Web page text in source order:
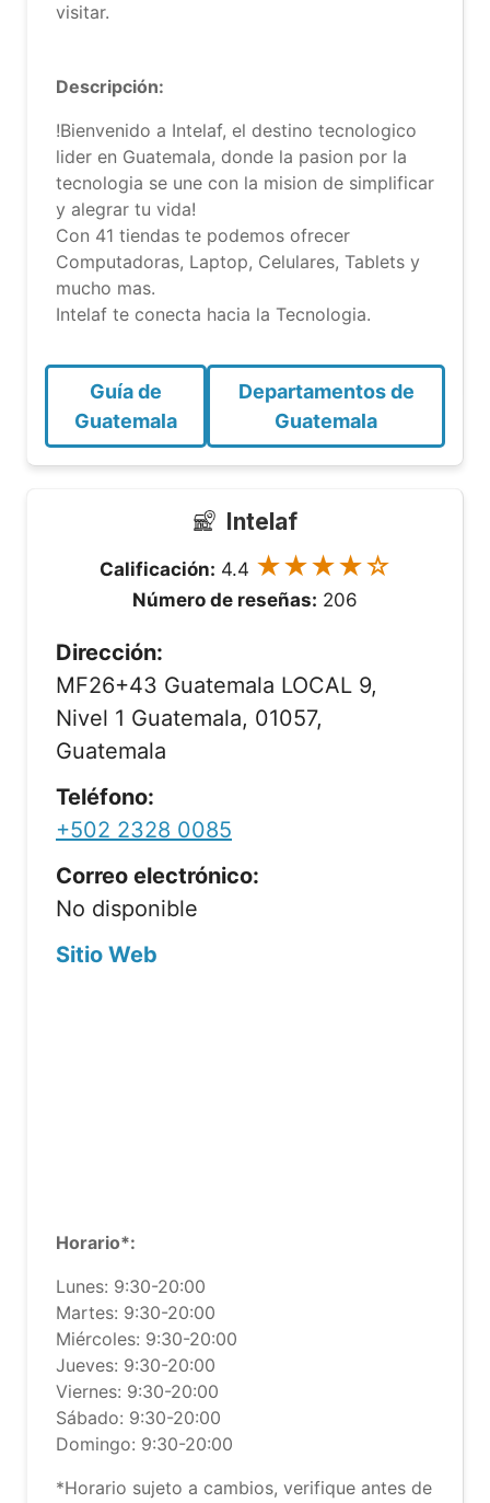
visitar.
Descripción:
!Bienvenido a Intelaf, el destino tecnologico
lider en Guatemala, donde la pasion por la
tecnologia se une con la mision de simplificar
y alegrar tu vida!
Con 41 tiendas te podemos ofrecer
Computadoras, Laptop, Celulares, Tablets y
mucho mas.
Intelaf te conecta hacia la Tecnologia.
Guía de
Guatemala
Departamentos de
Guatemala
Intelaf
Calificación: 4.4 ★★★★☆
Número de reseñas: 206
Dirección:
MF26+43 Guatemala LOCAL 9,
Nivel 1 Guatemala, 01057,
Guatemala
Teléfono:
+502 2328 0085
Correo electrónico:
No disponible
Sitio Web
Horario*:
Lunes: 9:30-20:00
Martes: 9:30-20:00
Miércoles: 9:30-20:00
Jueves: 9:30-20:00
Viernes: 9:30-20:00
Sábado: 9:30-20:00
Domingo: 9:30-20:00
*Horario sujeto a cambios, verifique antes de